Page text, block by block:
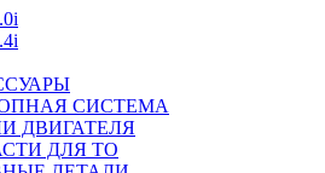
СИСТЕМА
ДВИГАТЕЛЯ
ДЛЯ ТО